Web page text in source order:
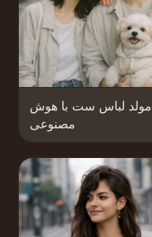
مولد لباس ست با هوش
مصنوعی